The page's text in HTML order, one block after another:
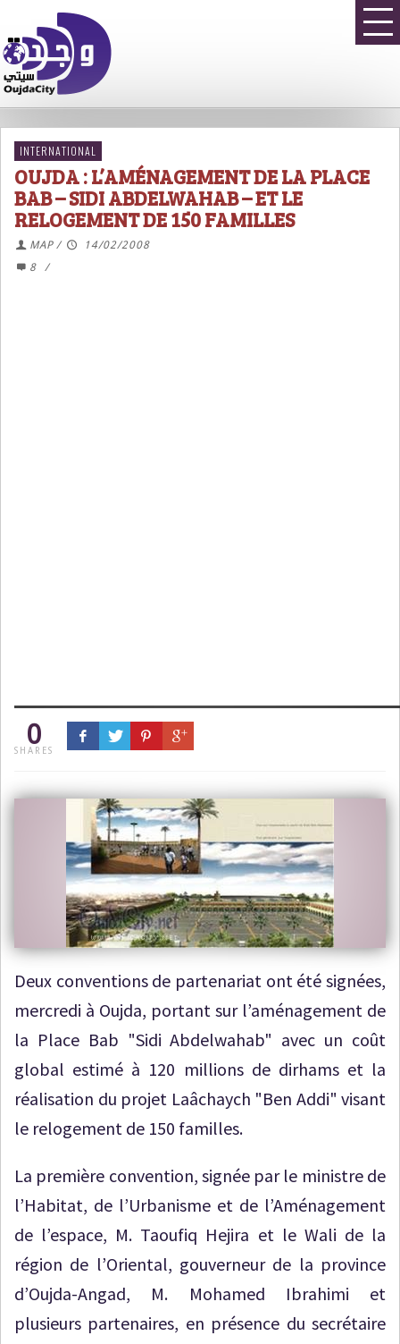
INTERNATIONAL
OUJDA : L’AMÉNAGEMENT DE LA PLACE
BAB – SIDI ABDELWAHAB – ET LE
RELOGEMENT DE 150 FAMILLES
MAP /
14/02/2008
8
/
0
SHARES
Deux conventions de partenariat ont été signées,
mercredi à Oujda, portant sur l’aménagement de
la Place Bab "Sidi Abdelwahab" avec un coût
global estimé à 120 millions de dirhams et la
réalisation du projet Laâchaych "Ben Addi" visant
le relogement de 150 familles.
La première convention, signée par le ministre de
l’Habitat, de l’Urbanisme et de l’Aménagement
de l’espace, M. Taoufiq Hejira et le Wali de la
région de l’Oriental, gouverneur de la province
d’Oujda-Angad, M. Mohamed Ibrahimi et
plusieurs partenaires, en présence du secrétaire